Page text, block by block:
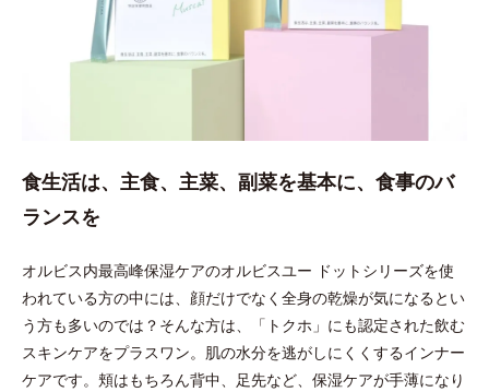
食生活は、主食、主菜、副菜を基本に、食事のバ
ランスを
オルビス内最高峰保湿ケアのオルビスユー ドットシリーズを使
われている方の中には、顔だけでなく全身の乾燥が気になるとい
う方も多いのでは？そんな方は、「トクホ」にも認定された飲む
スキンケアをプラスワン。肌の水分を逃がしにくくするインナー
ケアです。頬はもちろん背中、足先など、保湿ケアが手薄になり